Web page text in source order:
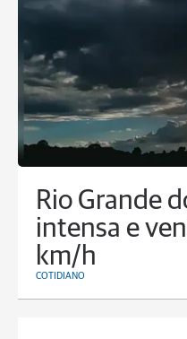
Rio Grande
intensa e
km/h
COTIDIANO